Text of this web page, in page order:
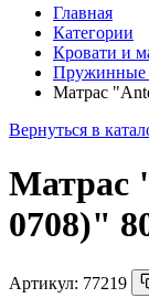
Главная
Категории
Кровати и
Пружинные
Матрас
Вернуться в
Матрас
0708)"
Артикул: 77219